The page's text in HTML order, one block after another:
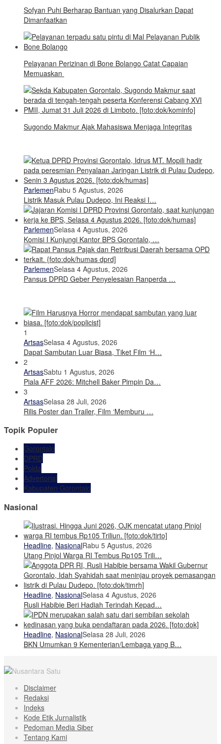
Sofyan Puhi Berharap Bantuan yang Disalurkan Dapat
Dimanfaatkan
Pelayanan Perizinan di Bone Bolango Catat Capaian
Memuaskan
Sugondo Makmur Ajak Mahasiswa Menjaga Integritas
ParlemenRabu 5 Agustus, 2026
Listrik Masuk Pulau Dudepo, Ini Reaksi I…
ParlemenSelasa 4 Agustus, 2026
Komisi I Kunjungi Kantor BPS Gorontalo, …
ParlemenSelasa 4 Agustus, 2026
Pansus DPRD Geber Penyelesaian Ranperda …
1
ArtsasSelasa 4 Agustus, 2026
Dapat Sambutan Luar Biasa, Tiket Film ‘H…
2
ArtsasSabtu 1 Agustus, 2026
Piala AFF 2026: Mitchell Baker Pimpin Da…
3
ArtsasSelasa 28 Juli, 2026
Rilis Poster dan Trailer, Film ‘Memburu …
Topik Populer
Gorontalo
DPRD
Polda
Advertorial
Kabupaten Gorontalo
Nasional
Headline, NasionalRabu 5 Agustus, 2026
Utang Pinjol Warga RI Tembus Rp105 Trili…
Headline, NasionalSelasa 4 Agustus, 2026
Rusli Habibie Beri Hadiah Terindah Kepad…
Headline, NasionalSelasa 28 Juli, 2026
BKN Umumkan 9 Kementerian/Lembaga yang B…
Disclaimer
Redaksi
Indeks
Kode Etik Jurnalistik
Pedoman Media Siber
Tentang Kami